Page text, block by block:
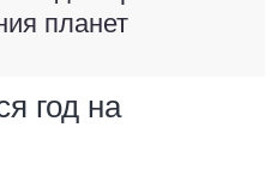
планет
год на